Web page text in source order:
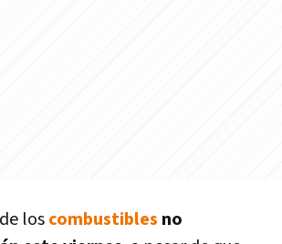
loscombustibles no